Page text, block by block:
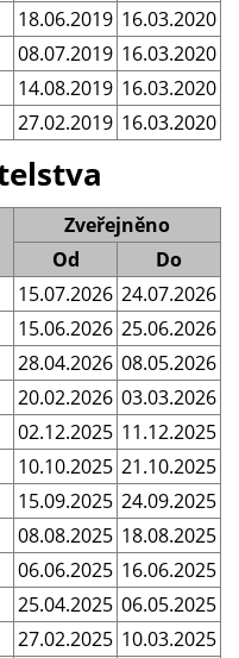
18.06.2019 16.03.2020
08.07.2019 16.03.2020
14.08.2019 16.03.2020
27.02.2019 16.03.2020
Zveřejněno
Od
Do
15.07.2026 24.07.2026
15.06.2026 25.06.2026
28.04.2026 08.05.2026
20.02.2026 03.03.2026
02.12.2025 11.12.2025
10.10.2025 21.10.2025
15.09.2025 24.09.2025
08.08.2025 18.08.2025
06.06.2025 16.06.2025
25.04.2025 06.05.2025
27.02.2025 10.03.2025